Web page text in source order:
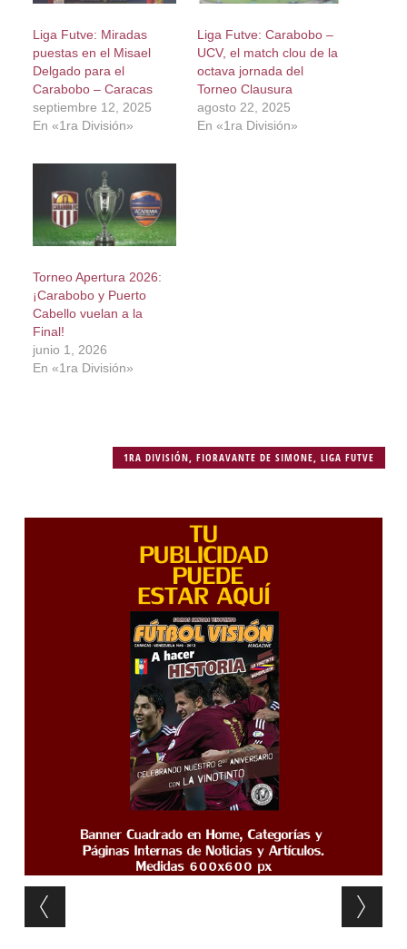
Liga Futve: Miradas
puestas en el Misael
Delgado para el
Carabobo – Caracas
septiembre 12, 2025
En «1ra División»
Liga Futve: Carabobo –
UCV, el match clou de la
octava jornada del
Torneo Clausura
agosto 22, 2025
En «1ra División»
Torneo Apertura 2026:
¡Carabobo y Puerto
Cabello vuelan a la
Final!
junio 1, 2026
En «1ra División»
1RA DIVISIÓN ,FIORAVANTE DE SIMONE ,LIGA FUTVE
Post navigation